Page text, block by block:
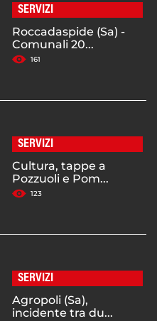
SERVIZI
Roccadaspide (Sa) -
Comunali 20...
161
SERVIZI
Cultura, tappe a
Pozzuoli e Pom...
123
SERVIZI
Agropoli (Sa),
incidente tra du...